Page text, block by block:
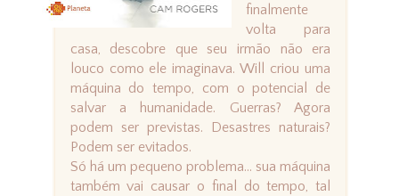
finalmente
volta para
casa, descobre que seu irmão não era
louco como ele imaginava. Will criou uma
máquina do tempo, com o potencial de
salvar a humanidade. Guerras? Agora
podem ser previstas. Desastres naturais?
Podem ser evitados.
Só há um pequeno problema… sua máquina
também vai causar o final do tempo, tal